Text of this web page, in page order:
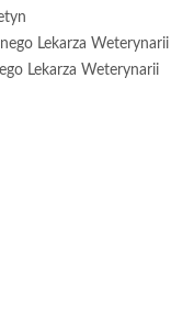
Lekarza Weterynarii
Lekarza Weterynarii